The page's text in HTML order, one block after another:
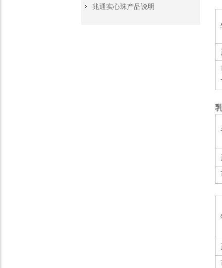
兆通实心珠产品说明